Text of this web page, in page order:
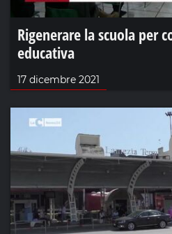
Rigenerare la scuola per
educativa
17 dicembre 2021